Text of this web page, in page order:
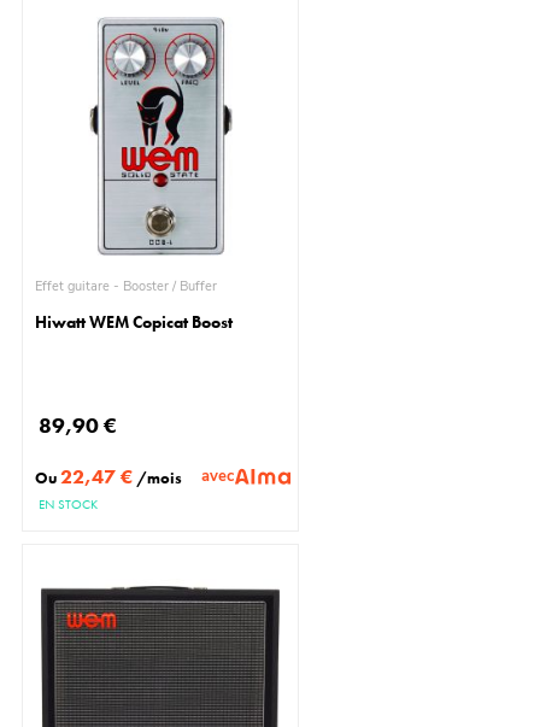
Effet guitare - Booster / Buffer
Hiwatt WEM Copicat Boost
89,90 €
Ou22,47 € /mois avec
EN STOCK